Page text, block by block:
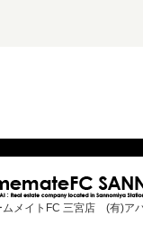
ムメイトFC 三宮店 (有)ア